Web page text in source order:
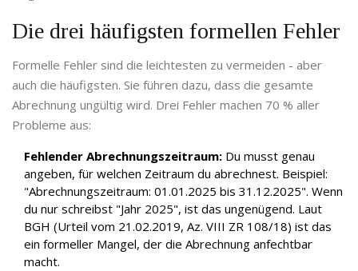
Die drei häufigsten formellen Fehler
Formelle Fehler sind die leichtesten zu vermeiden - aber
auch die häufigsten. Sie führen dazu, dass die gesamte
Abrechnung ungültig wird. Drei Fehler machen 70 % aller
Probleme aus:
Fehlender Abrechnungszeitraum: Du musst genau
angeben, für welchen Zeitraum du abrechnest. Beispiel:
"Abrechnungszeitraum: 01.01.2025 bis 31.12.2025". Wenn
du nur schreibst "Jahr 2025", ist das ungenügend. Laut
BGH (Urteil vom 21.02.2019, Az. VIII ZR 108/18) ist das
ein formeller Mangel, der die Abrechnung anfechtbar
macht.